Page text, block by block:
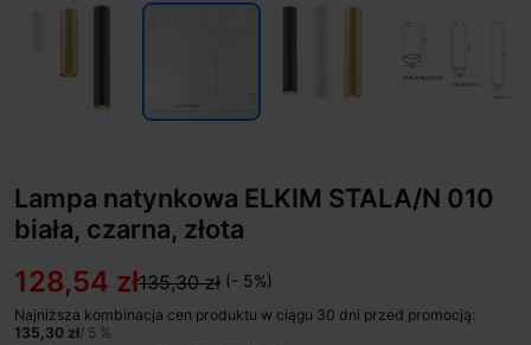
Lampa natynkowa ELKIM STALA/N 010
biała, czarna, złota
128,54 zł135,30 zł (- 5%)
Najniższa kombinacja cen produktu w ciągu 30 dni przed promocją:
135,30 zł/ 5 %